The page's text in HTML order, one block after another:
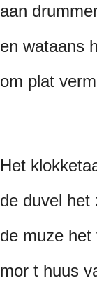
aan
en wataans
om plat
Het
de duvel het
de muze het
mor t huus